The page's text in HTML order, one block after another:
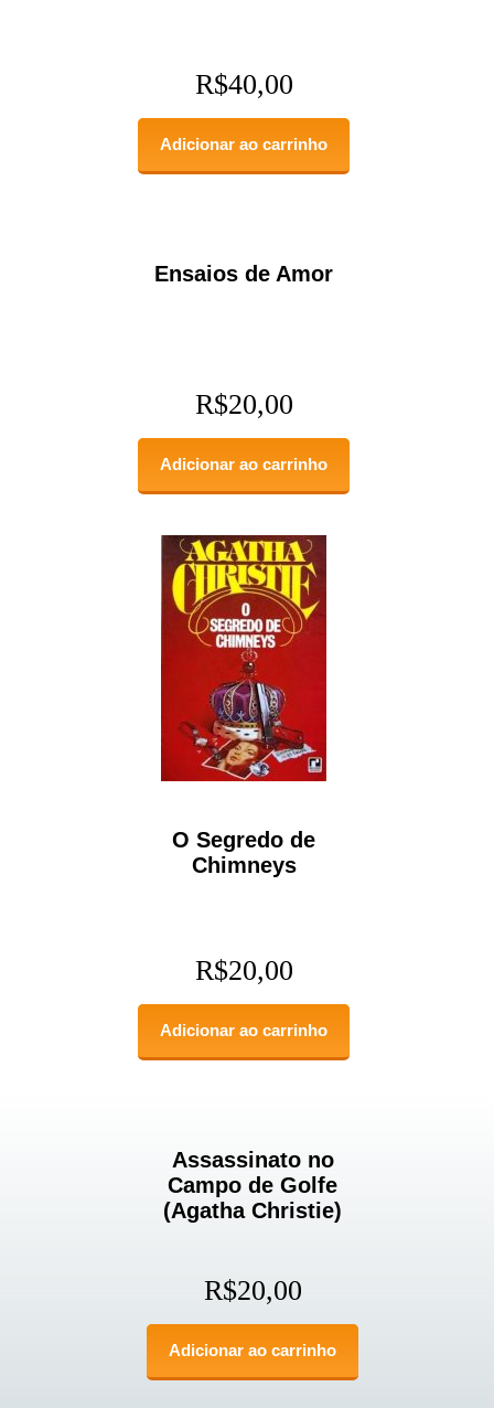
R$40,00
Adicionar ao carrinho
Ensaios de Amor
R$20,00
Adicionar ao carrinho
O Segredo de
Chimneys
R$20,00
Adicionar ao carrinho
Assassinato no
Campo de Golfe
(Agatha Christie)
R$20,00
Adicionar ao carrinho